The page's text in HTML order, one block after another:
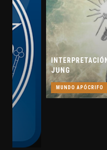
INTERPRETACIÓN DE
JUNG
MUNDO APÓCRIFO 8